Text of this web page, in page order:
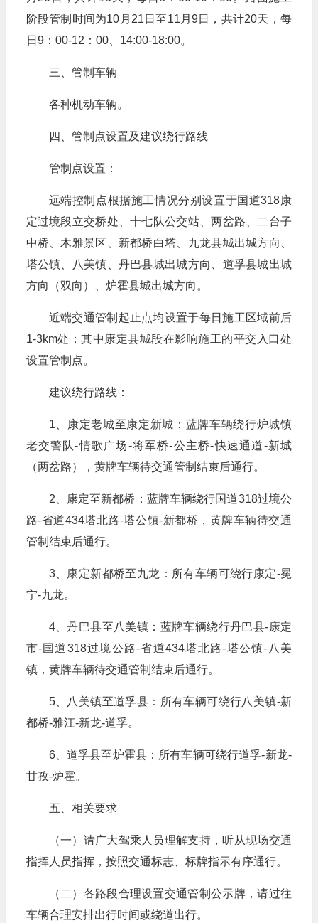
阶段管制时间为10月21日至11月9日，共计20天，每
日9：00-12：00、14:00-18:00。
三、管制车辆
各种机动车辆。
四、管制点设置及建议绕行路线
管制点设置：
远端控制点根据施工情况分别设置于国道318康
定过境段立交桥处、十七队公交站、两岔路、二台子
中桥、木雅景区、新都桥白塔、九龙县城出城方向、
塔公镇、八美镇、丹巴县城出城方向、道孚县城出城
方向（双向）、炉霍县城出城方向。
近端交通管制起止点均设置于每日施工区域前后
1-3km处；其中康定县城段在影响施工的平交入口处
设置管制点。
建议绕行路线：
1、康定老城至康定新城：蓝牌车辆绕行炉城镇
老交警队-情歌广场-将军桥-公主桥-快速通道-新城
（两岔路），黄牌车辆待交通管制结束后通行。
2、康定至新都桥：蓝牌车辆绕行国道318过境公
路-省道434塔北路-塔公镇-新都桥，黄牌车辆待交通
管制结束后通行。
3、康定新都桥至九龙：所有车辆可绕行康定-冕
宁-九龙。
4、丹巴县至八美镇：蓝牌车辆绕行丹巴县-康定
市-国道318过境公路-省道434塔北路-塔公镇-八美
镇，黄牌车辆待交通管制结束后通行。
5、八美镇至道孚县：所有车辆可绕行八美镇-新
都桥-雅江-新龙-道孚。
6、道孚县至炉霍县：所有车辆可绕行道孚-新龙-
甘孜-炉霍。
五、相关要求
（一）请广大驾乘人员理解支持，听从现场交通
指挥人员指挥，按照交通标志、标牌指示有序通行。
（二）各路段合理设置交通管制公示牌，请过往
车辆合理安排出行时间或绕道出行。